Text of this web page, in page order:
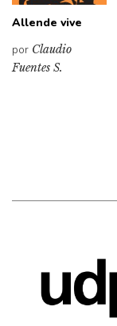
Allende vive
por Claudio
Fuentes S.